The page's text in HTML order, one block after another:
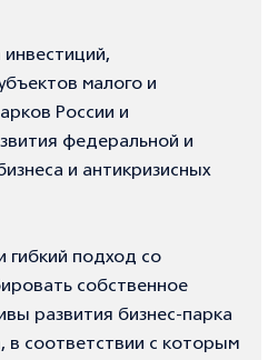
малого и
России и
федеральной и
и антикризисных
гибкий подход со
собственное
развития бизнес-парка
в соответствии с которым